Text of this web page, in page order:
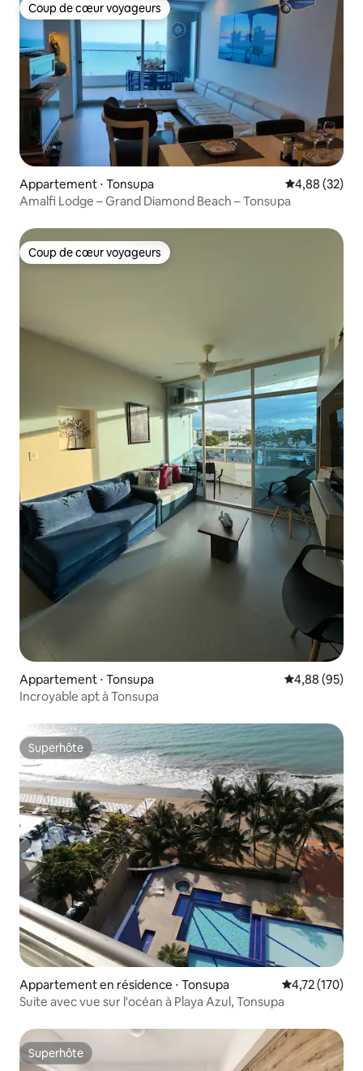
Coup de cœur voyageurs
Coup de cœur voyageurs
Appartement ⋅ Tonsupa Évaluation
4,88 (32)
Amalfi Lodge – Grand Diamond Beach – Tonsupa
Coup de cœur voyageurs
Coup de cœur voyageurs
Appartement ⋅ Tonsupa Évaluation
4,88 (95)
Incroyable apt à Tonsupa
Superhôte
Superhôte
Appartement en résidence ⋅ Tonsupa Évaluation
4,72 (170)
Suite avec vue sur l'océan à Playa Azul, Tonsupa
Superhôte
Superhôte